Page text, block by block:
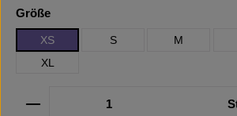
Größeauswählen
XS S M
XL
Produkt Anzahl: Gib den